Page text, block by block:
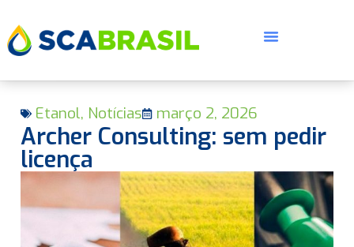
Etanol, Notícias março 2, 2026
Archer Consulting: sem pedir
licença